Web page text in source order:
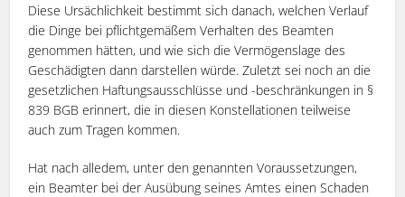
Diese Ursächlichkeit bestimmt sich danach, welchen Verlauf
die Dinge bei pflichtgemäßem Verhalten des Beamten
genommen hätten, und wie sich die Vermögenslage des
Geschädigten dann darstellen würde. Zuletzt sei noch an die
gesetzlichen Haftungsausschlüsse und -beschränkungen in §
839 BGB erinnert, die in diesen Konstellationen teilweise
auch zum Tragen kommen.
Hat nach alledem, unter den genannten Voraussetzungen,
ein Beamter bei der Ausübung seines Amtes einen Schaden